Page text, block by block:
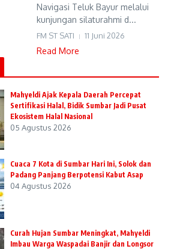
Navigasi Teluk Bayur melalui
kunjungan silaturahmi d...
FM ST SATI 11 Juni 2026
Read More
Mahyeldi Ajak Kepala Daerah Percepat
Sertifikasi Halal, Bidik Sumbar Jadi Pusat
Ekosistem Halal Nasional
05 Agustus 2026
Cuaca 7 Kota di Sumbar Hari Ini, Solok dan
Padang Panjang Berpotensi Kabut Asap
04 Agustus 2026
Curah Hujan Sumbar Meningkat, Mahyeldi
Imbau Warga Waspadai Banjir dan Longsor